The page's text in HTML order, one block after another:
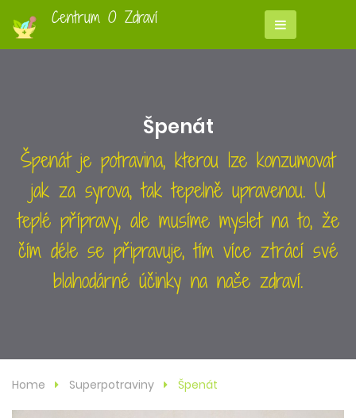
Centrum O Zdraví
Špenát
Špenát je potravina, kterou lze konzumovat
jak za syrova, tak tepelně upravenou. U
teplé přípravy, ale musíme myslet na to, že
čím déle se připravuje, tím více ztrácí své
blahodárné účinky na naše zdraví.
Home Superpotraviny Špenát